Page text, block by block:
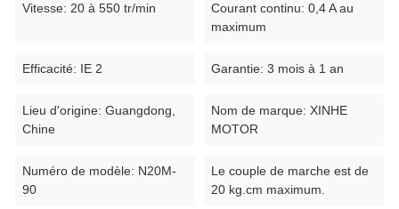
N20M504
tours
40/20
mA
100,08
Vitesse: 20 à 550 tr/min
Courant continu: 0,4 A au
maximum
Efficacité: IE 2 Garantie: 3 mois à 1 an
Lieu d'origine: Guangdong,
Chine
Nom de marque: XINHE
MOTOR
Numéro de modèle: N20M-
90
Le couple de marche est de
20 kg.cm maximum.